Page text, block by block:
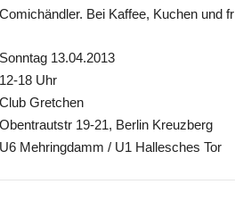
Comichändler. Bei Kaffee, Kuchen und
Sonntag 13.04.2013
12-18 Uhr
Club Gretchen
Obentrautstr 19-21, Berlin Kreuzberg
U6 Mehringdamm / U1 Hallesches Tor